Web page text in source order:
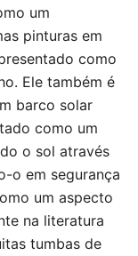
um
pinturas em
como
Ele também é
barco solar
como um
o sol através
o em segurança
um aspecto
na literatura
tumbas de